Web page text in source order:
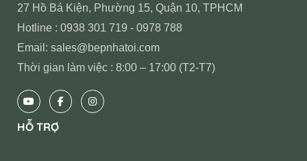
27 Hồ Bá Kiện, Phường 15, Quận 10, TPHCM
Hotline : 0938 301 719 - 0978 788
Email: sales@bepnhatoi.com
Thời gian làm việc : 8:00 – 17:00 (T2-T7)
HỖ TRỢ